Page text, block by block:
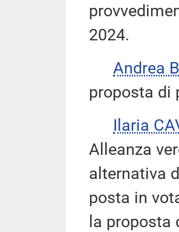
2024.
Andrea
proposta di
Ilaria
Alleanza
alternativa
posta in
la